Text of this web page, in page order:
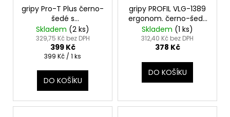
gripy Pro-T Plus černo-
šedé s
nastavytelnýma
rohama
Skladem (2 ks)
329,75 Kč bez DPH
399 Kč
Měrná
399 Kč / 1 ks
DO KOŠÍKU
gripy PROFIL VLG-1389
ergonom. černo-šedý
GEL
Skladem (1 ks)
312,40 Kč bez DPH
378 Kč
DO KOŠÍKU